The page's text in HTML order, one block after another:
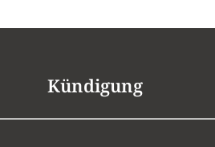
Kündigung